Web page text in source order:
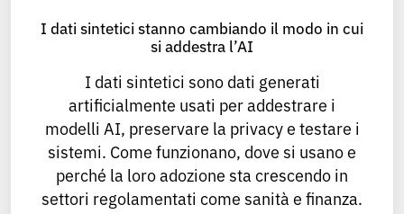
I dati sintetici stanno cambiando il modo in cui
si addestra l’AI
I dati sintetici sono dati generati
artificialmente usati per addestrare i
modelli AI, preservare la privacy e testare i
sistemi. Come funzionano, dove si usano e
perché la loro adozione sta crescendo in
settori regolamentati come sanità e finanza.